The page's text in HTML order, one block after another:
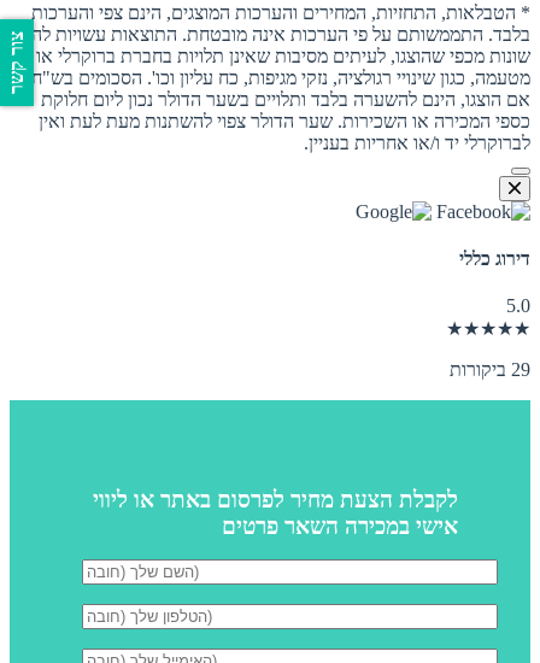
* הטבלאות, התחזיות, המחירים והערכות המוצגים, הינם צפי והערכות
בלבד. התממשותם על פי הערכות אינה מובטחת. התוצאות עשויות להיות
שונות מכפי שהוצגו, לעיתים מסיבות שאינן תלויות בחברת ברוקרלי או מי
מטעמה, כגון שינויי רגולציה, נזקי מגיפות, כח עליון וכו'. הסכומים בש"ח,
אם הוצגו, הינם להשערה בלבד ותלויים בשער הדולר נכון ליום חלוקת
כספי המכירה או השכירות. שער הדולר צפוי להשתנות מעת לעת ואין
לברוקרלי יד ו/או אחריות בעניין.
דירוג כללי
5.0
★★★★★
29 ביקורות
לקבלת הצעת מחיר לפרסום באתר או ליווי
אישי במכירה השאר פרטים
צור קשר